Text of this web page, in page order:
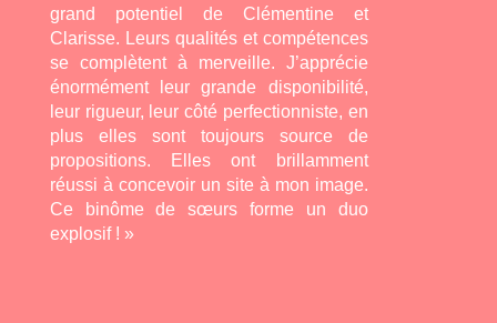
grand potentiel de Clémentine et
Clarisse. Leurs qualités et compétences
se complètent à merveille. J’apprécie
énormément leur grande disponibilité,
leur rigueur, leur côté perfectionniste, en
plus elles sont toujours source de
propositions. Elles ont brillamment
réussi à concevoir un site à mon image.
Ce binôme de sœurs forme un duo
explosif ! »